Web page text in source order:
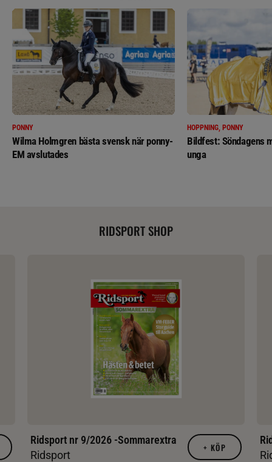
PONNY
Wilma Holmgren bästa svensk när ponny-
EM avslutades
HOPPNING, PONNY
Bildfest: Söndagens
unga
RIDSPORT SHOP
Ridsport nr 9/2026 -Sommarextra
Ridsport
+ KÖP